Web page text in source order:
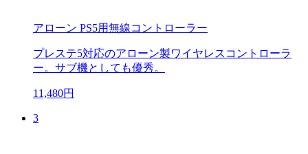
アローン PS5用無線コントローラー
プレステ5対応のアローン製ワイヤレスコントローラ
ー。サブ機としても優秀。
11,480円
3